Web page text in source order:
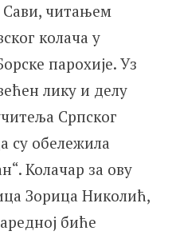
читањем
колача у
парохије. Уз
лику и делу
Српског
су обележила
Колачар за ову
Зорица Николић,
биће